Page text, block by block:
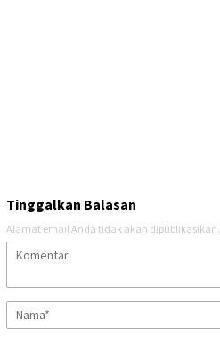
Tinggalkan Balasan
Alamat email Anda tidak akan dipublikasikan.